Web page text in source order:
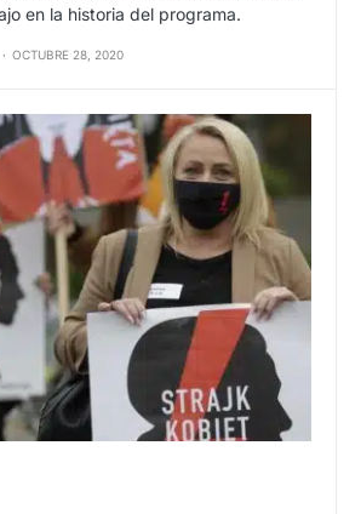
en la historia del programa.
OCTUBRE 28, 2020